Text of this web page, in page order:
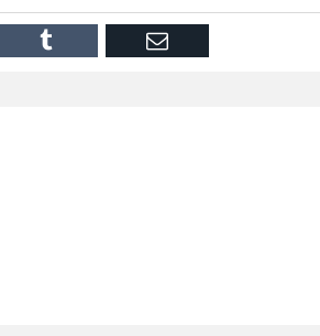
Tumblr Email